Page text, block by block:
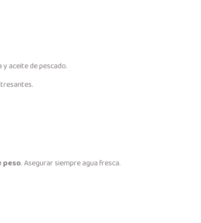
aceite de pescado.
peso. Asegurar siempre agua fresca.